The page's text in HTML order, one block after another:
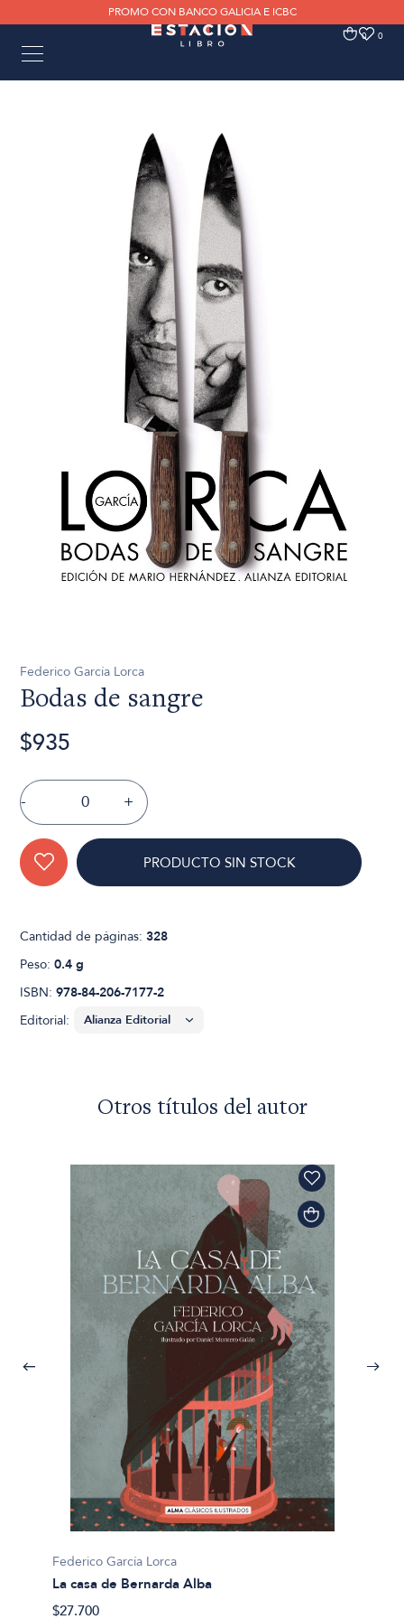
PROMO CON BANCO GALICIA E ICBC
0 0
Federico García Lorca
Bodas de sangre
$935
- +
PRODUCTO SIN STOCK
Cantidad de páginas:328
Peso:0.4 g
ISBN:978-84-206-7177-2
Editorial:
Otros títulos del autor
Federico García Lorca
La casa de Bernarda Alba
$27.700